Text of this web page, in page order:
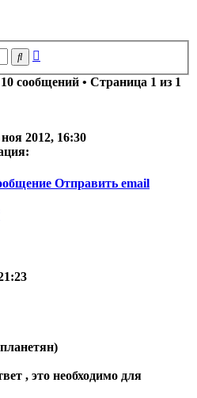
Поиск
10 сообщений • Страница 1 из 1
2012, 16:30
Отправить email
, это необходимо для